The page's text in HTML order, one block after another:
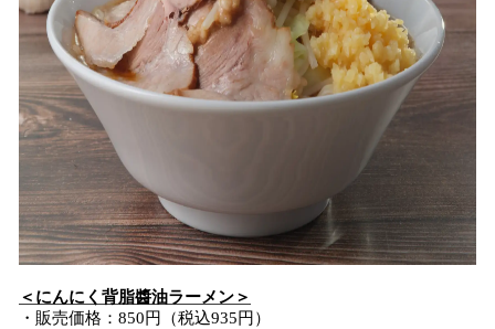
＜にんにく背脂醬油ラーメン＞
・販売価格：850円（税込935円）